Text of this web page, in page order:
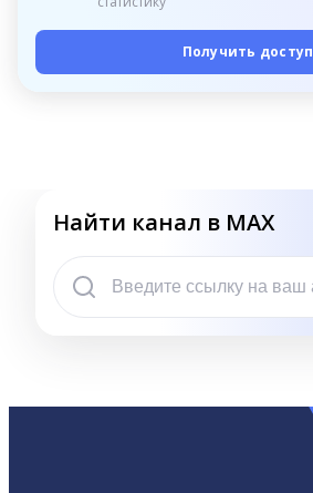
Получить доступ
Найти канал в MAX